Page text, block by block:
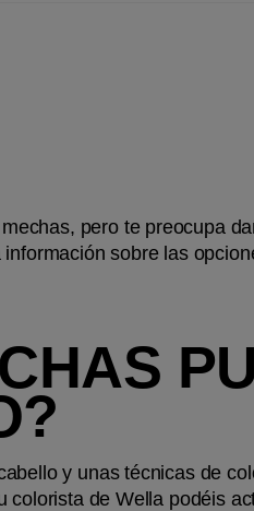
pero te preocupa
sobre las
y unas técnicas de
colorista de Wella podéis